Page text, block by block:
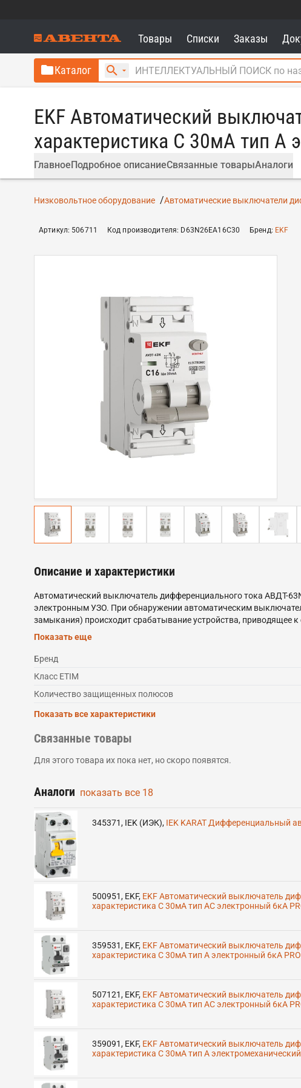
Товары Списки Заказы
Каталог
EKF Автоматический
характеристика C 30мА тип A
ГлавноеПодробное описаниеСвязанные товарыАналоги
Низковольтное оборудование Автоматические выключатели
Артикул: 506711 Код производителя: D63N26EA16C30 Бренд: EKF
Описание и характеристики
Автоматический выключатель дифференциального тока АВДТ-
электронным УЗО. При обнаружении автоматическим
замыкания) происходит срабатывание устройства, приводящее
причину срабатывания (опущена только часть рычага –
усовершенствованная конструкция. Данные выключатели
что исключает несанкционированный доступ к проводникам.
Показать еще
Бренд
Класс ETIM
Количество защищенных полюсов
Показать все характеристики
Связанные товары
Для этого товара их пока нет, но скоро появятся.
Аналоги показать все 18
345371, IEK (ИЭК), IEK KARAT Дифференциальный
500951, EKF, EKF Автоматический выключатель
характеристика C 30мА тип AC электронный 6кА
359531, EKF, EKF Автоматический выключатель
характеристика C 30мА тип A электронный 6кА
507121, EKF, EKF Автоматический выключатель
характеристика C 30мА тип AC электронный 6кА
359091, EKF, EKF Автоматический выключатель
характеристика C 30мА тип A